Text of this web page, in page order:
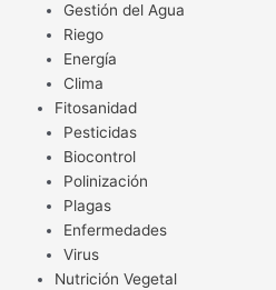
Gestión del Agua
Riego
Energía
Clima
Fitosanidad
Pesticidas
Biocontrol
Polinización
Plagas
Enfermedades
Virus
Nutrición Vegetal